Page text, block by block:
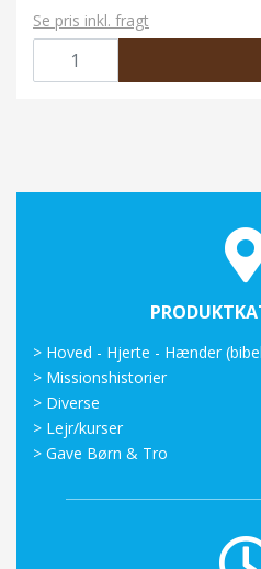
Se pris inkl. fragt
> Hoved - Hjerte - Hænder
> Missionshistorier
> Diverse
> Lejr/kurser
> Gave Børn & Tro